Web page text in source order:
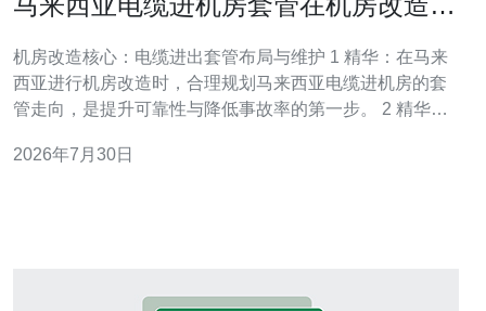
机房改造核心：电缆进出套管布局与维护 1 精华：在马来
西亚进行机房改造时，合理规划马来西亚电缆进机房的套
管走向，是提升可靠性与降低事故率的第一步。 2 精华：
化套管系统，可实现高效维护与合规管理。 3 精华：建立
2026年7月30日